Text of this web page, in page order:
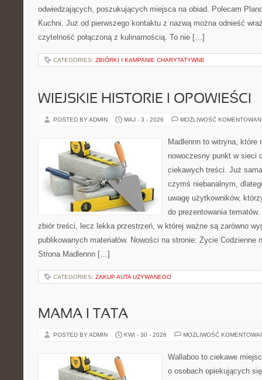
odwiedzających, poszukujących miejsca na obiad. Polecam
Kuchni. Już od pierwszego kontaktu z nazwą można odnieść
czytelność połączoną z kulinarnością. To nie […]
CATEGORIES: ZBIÓRKI I KAMPANIE CHARYTATYWNE
WIEJSKIE HISTORIE I OPOWIEŚCI
POSTED BY ADMIN MAJ - 3 - 2026 MOŻLIWOŚĆ
Madlennn to witryna, które
nowoczesny punkt w sieci
ciekawych treści. Już
czymś niebanalnym,
uwagę użytkowników,
do prezentowania
zbiór treści, lecz lekka przestrzeń, w której ważne są zarówno
publikowanych materiałów. Nowości na stronie: Życie Codzienne
Strona Madlennn […]
CATEGORIES: ZAKUP AUTA UŻYWANEGO
MAMA I TATA
POSTED BY ADMIN KWI - 30 - 2026 MOŻLIWOŚĆ
Wallaboo to ciekawe
o osobach opiekujących